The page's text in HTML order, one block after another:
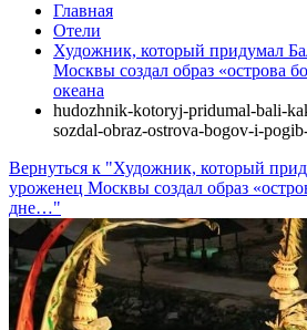
Главная
Отели
Художник, который придумал
Москвы создал образ «острова
океана
hudozhnik-kotoryj-pridumal-bali-
sozdal-obraz-ostrova-bogov-i-
Вернуться к "Художник, который
уроженец Москвы создал образ
дне…"